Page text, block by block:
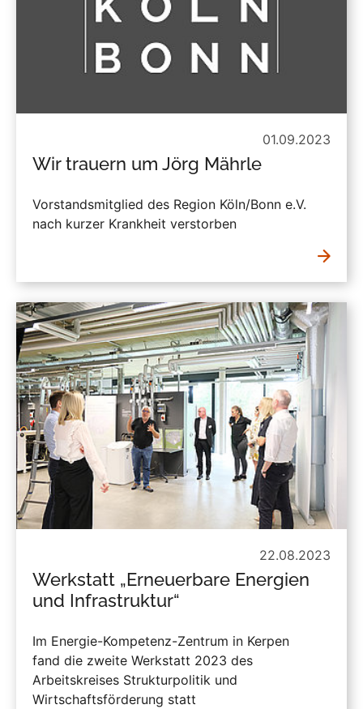
01.09.2023
Wir trauern um Jörg Mährle
Vorstandsmitglied des Region Köln/Bonn e.V.
nach kurzer Krankheit verstorben
22.08.2023
Werkstatt „Erneuerbare Energien
und Infrastruktur“
Im Energie-Kompetenz-Zentrum in Kerpen
fand die zweite Werkstatt 2023 des
Arbeitskreises Strukturpolitik und
Wirtschaftsförderung statt